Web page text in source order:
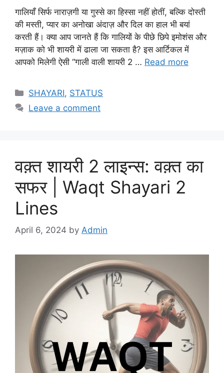
गालियाँ सिर्फ नाराज़गी या गुस्से का हिस्सा नहीं होतीं, बल्कि दोस्ती
की मस्ती, प्यार का अनोखा अंदाज़ और दिल का हाल भी बयां
करती हैं। क्या आप जानते हैं कि गालियों के पीछे छिपे इमोशंस और
मज़ाक को भी शायरी में ढाला जा सकता है? इस आर्टिकल में
आपको मिलेगी ऐसी “गाली वाली शायरी 2 … Read more
Categories
SHAYARI, STATUS
Leave a comment
वक़्त शायरी 2 लाइन्स: वक़्त का
सफर | Waqt Shayari 2
Lines
April 6, 2024 by Admin